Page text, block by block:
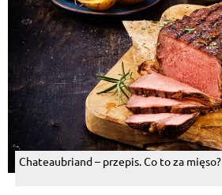
Chateaubriand – przepis. Co to za mięso?